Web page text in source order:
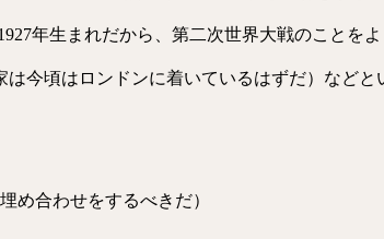
年生まれだから、第二次世界大戦のことを
は今頃はロンドンに着いているはずだ）など
め合わせをするべきだ）